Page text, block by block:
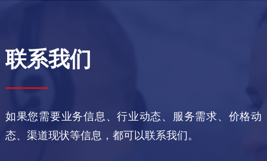
联系我们
——
如果您需要业务信息、行业动态、服务需求、价格动
态、渠道现状等信息，都可以联系我们。